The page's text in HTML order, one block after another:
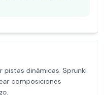
pistas dinámicas. Sprunki
composiciones